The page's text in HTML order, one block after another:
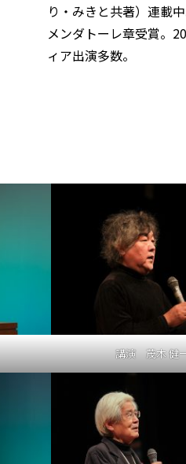
り・みきと共著）連載
メンダトーレ章受賞。
ィア出演多数。
講演 茂木 健